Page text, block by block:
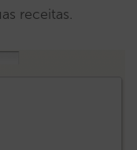
receitas.